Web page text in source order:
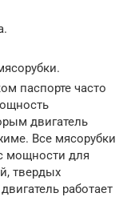
паспорте часто
двигатель
Все мясорубки
мощности для
твердых
работает